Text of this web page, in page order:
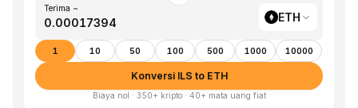
Terima ~
ETH
1 10 50 100 500 1000 10000
Konversi ILS to ETH
Biaya nol · 350+ kripto · 40+ mata uang fiat